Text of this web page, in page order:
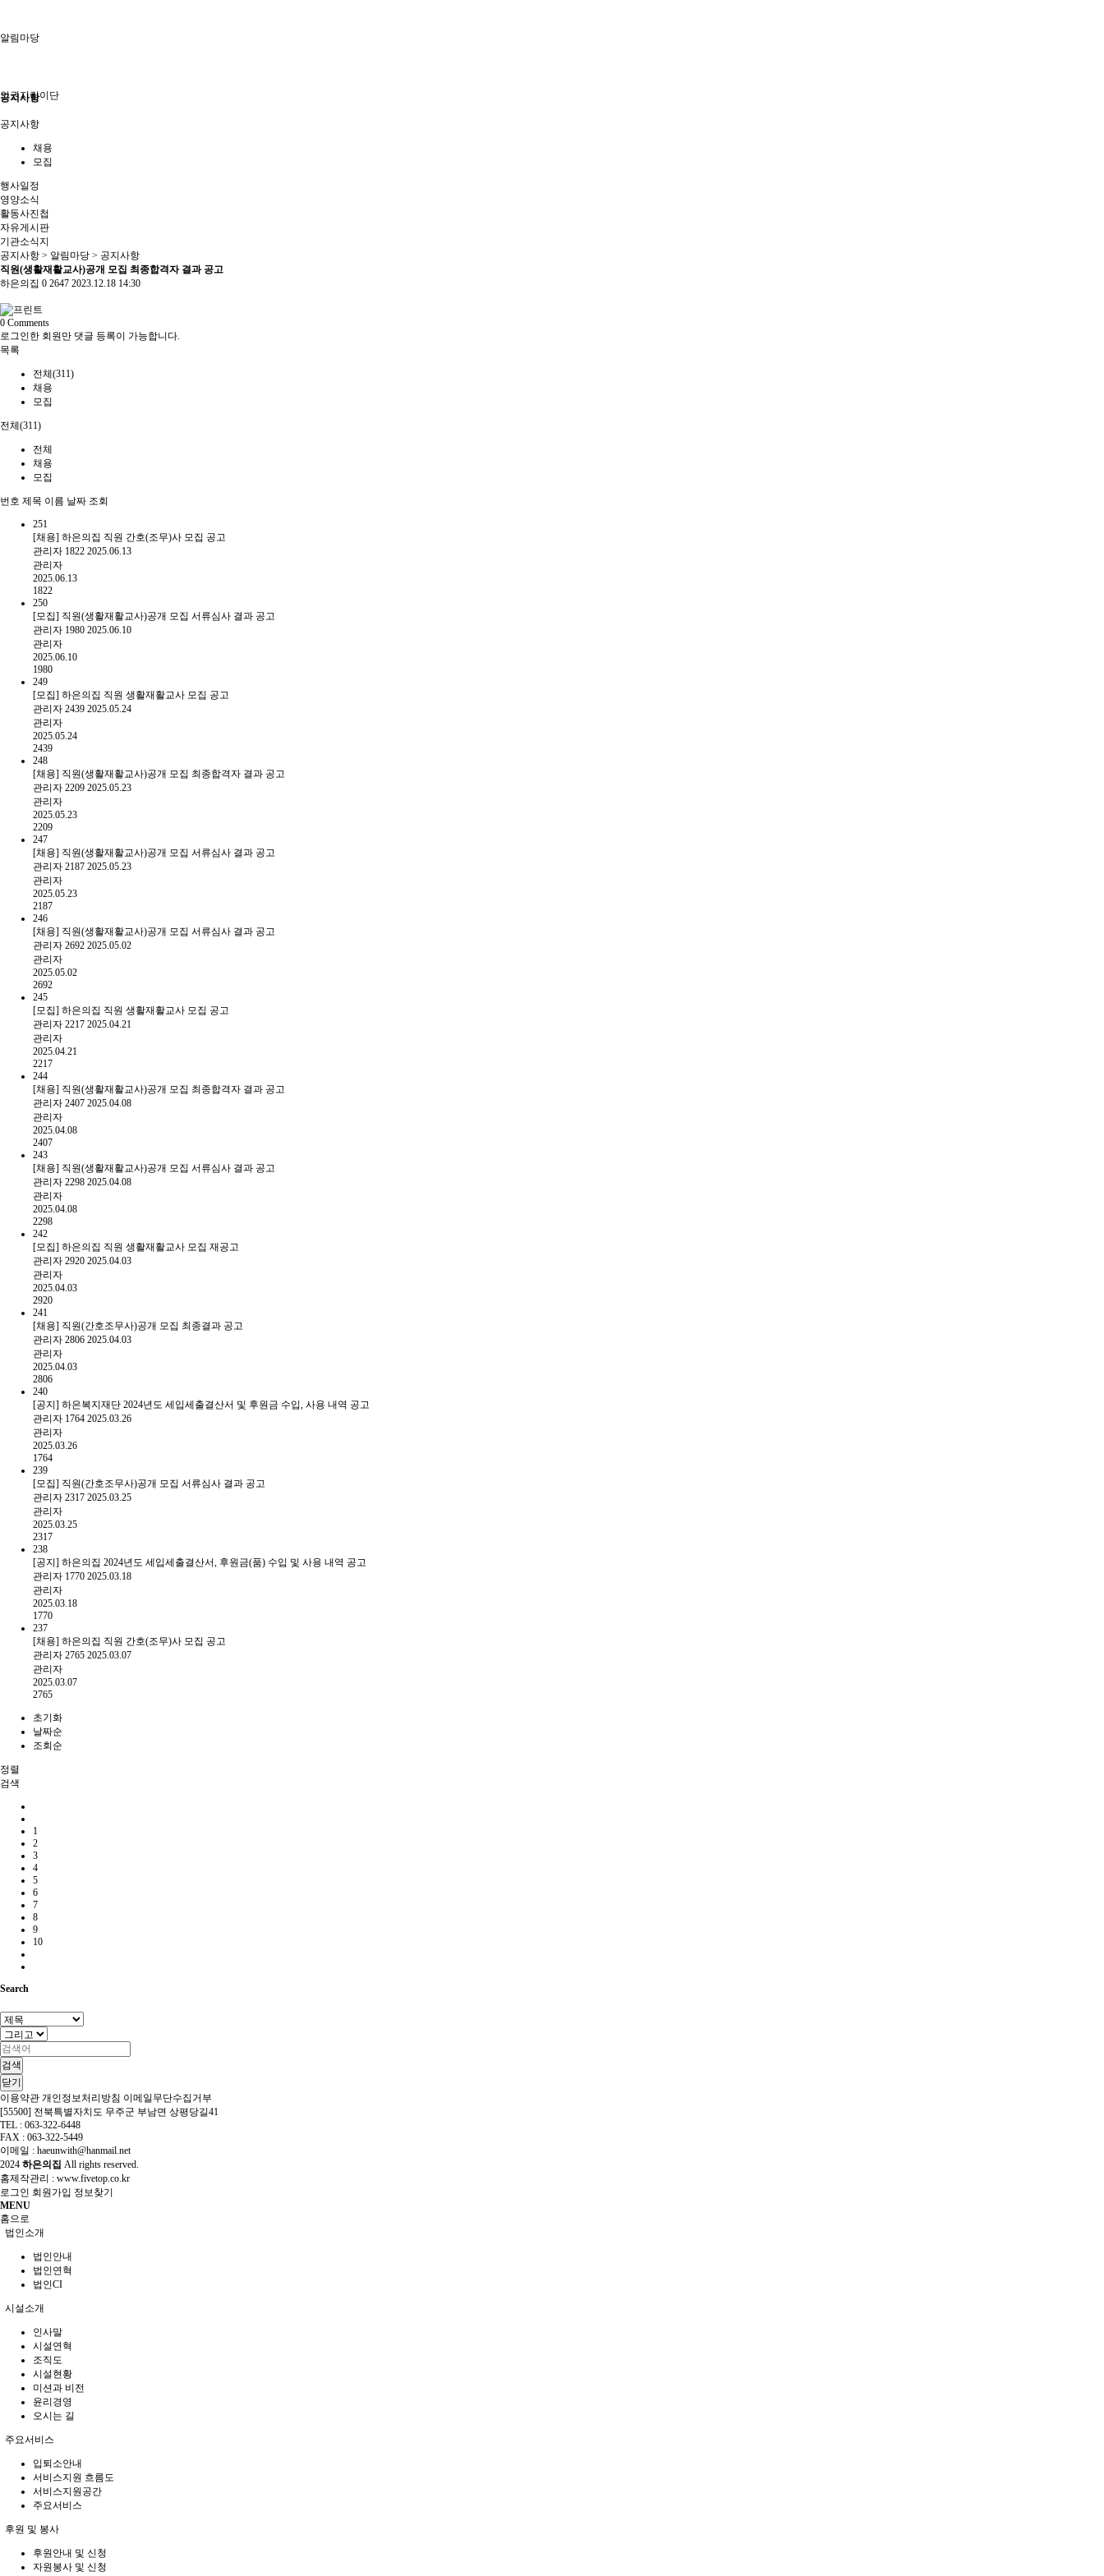
알림마당
인권지킴이단
공지사항
공지사항
채용
모집
행사일정
영양소식
활동사진첩
자유게시판
기관소식지
공지사항 > 알림마당 > 공지사항
직원(생활재활교사)공개 모집 최종합격자 결과 공고
하은의집 0 2647 2023.12.18 14:30
0 Comments
로그인한 회원만 댓글 등록이 가능합니다.
목록
전체(311)
채용
모집
전체(311)
전체
채용
모집
번호 제목 이름 날짜 조회
251
[채용] 하은의집 직원 간호(조무)사 모집 공고
관리자 1822 2025.06.13
관리자
2025.06.13
1822
250
[모집] 직원(생활재활교사)공개 모집 서류심사 결과 공고
관리자 1980 2025.06.10
관리자
2025.06.10
1980
249
[모집] 하은의집 직원 생활재활교사 모집 공고
관리자 2439 2025.05.24
관리자
2025.05.24
2439
248
[채용] 직원(생활재활교사)공개 모집 최종합격자 결과 공고
관리자 2209 2025.05.23
관리자
2025.05.23
2209
247
[채용] 직원(생활재활교사)공개 모집 서류심사 결과 공고
관리자 2187 2025.05.23
관리자
2025.05.23
2187
246
[채용] 직원(생활재활교사)공개 모집 서류심사 결과 공고
관리자 2692 2025.05.02
관리자
2025.05.02
2692
245
[모집] 하은의집 직원 생활재활교사 모집 공고
관리자 2217 2025.04.21
관리자
2025.04.21
2217
244
[채용] 직원(생활재활교사)공개 모집 최종합격자 결과 공고
관리자 2407 2025.04.08
관리자
2025.04.08
2407
243
[채용] 직원(생활재활교사)공개 모집 서류심사 결과 공고
관리자 2298 2025.04.08
관리자
2025.04.08
2298
242
[모집] 하은의집 직원 생활재활교사 모집 재공고
관리자 2920 2025.04.03
관리자
2025.04.03
2920
241
[채용] 직원(간호조무사)공개 모집 최종결과 공고
관리자 2806 2025.04.03
관리자
2025.04.03
2806
240
[공지] 하은복지재단 2024년도 세입세출결산서 및 후원금 수입, 사용 내역 공고
관리자 1764 2025.03.26
관리자
2025.03.26
1764
239
[모집] 직원(간호조무사)공개 모집 서류심사 결과 공고
관리자 2317 2025.03.25
관리자
2025.03.25
2317
238
[공지] 하은의집 2024년도 세입세출결산서, 후원금(품) 수입 및 사용 내역 공고
관리자 1770 2025.03.18
관리자
2025.03.18
1770
237
[채용] 하은의집 직원 간호(조무)사 모집 공고
관리자 2765 2025.03.07
관리자
2025.03.07
2765
초기화
날짜순
조회순
정렬
검색
1
2
3
4
5
6
7
8
9
10
Search
검색
닫기
이용약관 개인정보처리방침 이메일무단수집거부
[55500] 전북특별자치도 무주군 부남면 상평당길41
TEL : 063-322-6448
FAX : 063-322-5449
이메일 : haeunwith@hanmail.net
2024 하은의집 All rights reserved.
홈제작관리 : www.fivetop.co.kr
로그인 회원가입 정보찾기
MENU
홈으로
법인소개
법인안내
법인연혁
법인CI
시설소개
인사말
시설연혁
조직도
시설현황
미션과 비전
윤리경영
오시는 길
주요서비스
입퇴소안내
서비스지원 흐름도
서비스지원공간
주요서비스
후원 및 봉사
후원안내 및 신청
자원봉사 및 신청